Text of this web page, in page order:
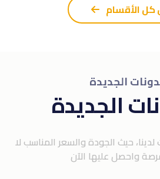
الجديدة
الجديدة
الجودة والسعر المناسب لا
عليها الآن